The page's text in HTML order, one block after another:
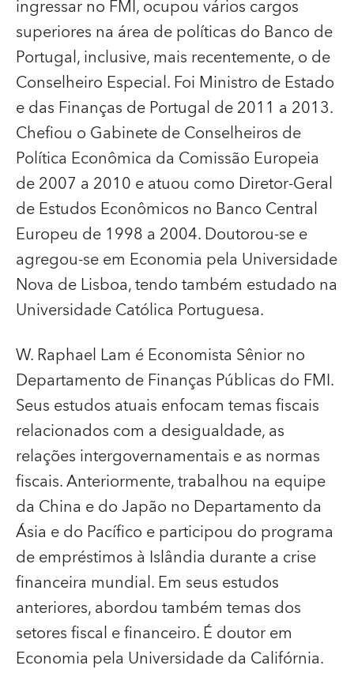
ingressar no FMI, ocupou vários cargos
superiores na área de políticas do Banco de
Portugal, inclusive, mais recentemente, o de
Conselheiro Especial. Foi Ministro de Estado
e das Finanças de Portugal de 2011 a 2013.
Chefiou o Gabinete de Conselheiros de
Política Econômica da Comissão Europeia
de 2007 a 2010 e atuou como Diretor-Geral
de Estudos Econômicos no Banco Central
Europeu de 1998 a 2004. Doutorou-se e
agregou-se em Economia pela Universidade
Nova de Lisboa, tendo também estudado na
Universidade Católica Portuguesa.
W. Raphael Lam é Economista Sênior no
Departamento de Finanças Públicas do FMI.
Seus estudos atuais enfocam temas fiscais
relacionados com a desigualdade, as
relações intergovernamentais e as normas
fiscais. Anteriormente, trabalhou na equipe
da China e do Japão no Departamento da
Ásia e do Pacífico e participou do programa
de empréstimos à Islândia durante a crise
financeira mundial. Em seus estudos
anteriores, abordou também temas dos
setores fiscal e financeiro. É doutor em
Economia pela Universidade da Califórnia.